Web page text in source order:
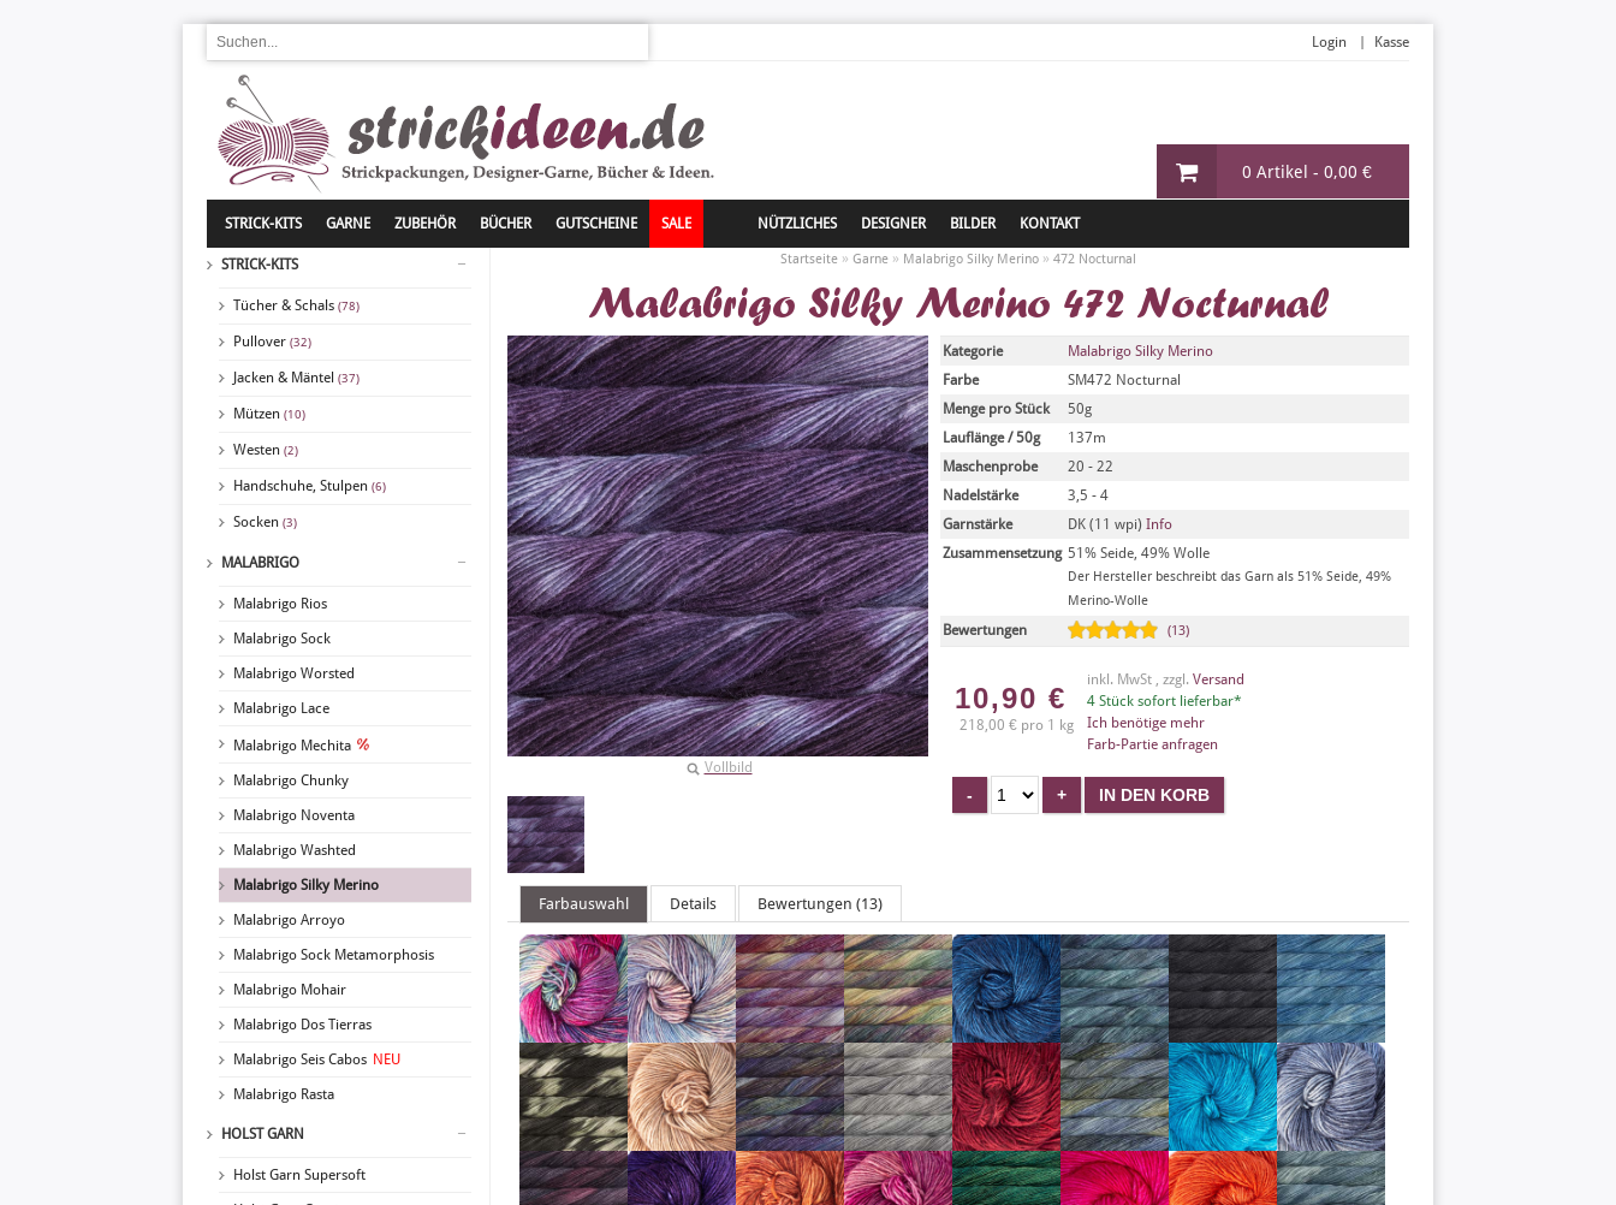
0 Artikel - 0,00 €
Login Kasse
STRICK-KITS GARNE ZUBEHÖR BÜCHER GUTSCHEINE SALE NÜTZLICHES DESIGNER BILDER KONTAKT
STRICK-KITS
Tücher & Schals (78)
Pullover (32)
Jacken & Mäntel (37)
Mützen (10)
Westen (2)
Handschuhe, Stulpen (6)
Socken (3)
MALABRIGO
Malabrigo Rios
Malabrigo Sock
Malabrigo Worsted
Malabrigo Lace
Malabrigo Mechita
Malabrigo Chunky
Malabrigo Noventa
Malabrigo Washted
Malabrigo Silky Merino
Malabrigo Arroyo
Malabrigo Sock Metamorphosis
Malabrigo Mohair
Malabrigo Dos Tierras
Malabrigo Seis Cabos NEU
Malabrigo Rasta
HOLST GARN
Holst Garn Supersoft
Startseite » Garne » Malabrigo Silky Merino » 472 Nocturnal
Malabrigo Silky Merino 472 Nocturnal
Vollbild
Kategorie
Malabrigo Silky Merino
Farbe
SM472 Nocturnal
Menge pro Stück
50g
Lauflänge / 50g
137m
Maschenprobe
20 - 22
Nadelstärke
3,5 - 4
Garnstärke
DK (11 wpi) Info
Zusammensetzung 51% Seide, 49% Wolle
Der Hersteller beschreibt das Garn als 51% Seide, 49%
Merino-Wolle
Bewertungen (13)
10,90 €
218,00 € pro 1 kg
inkl. MwSt , zzgl. Versand
4 Stück sofort lieferbar*
Ich benötige mehr
Farb-Partie anfragen
Farbauswahl Details Bewertungen (13)